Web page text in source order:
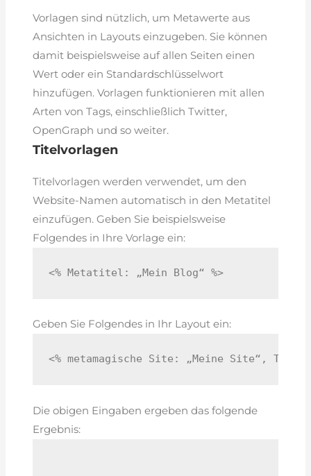
Vorlagen sind nützlich, um Metawerte aus
Ansichten in Layouts einzugeben. Sie können
damit beispielsweise auf allen Seiten einen
Wert oder ein Standardschlüsselwort
hinzufügen. Vorlagen funktionieren mit allen
Arten von Tags, einschließlich Twitter,
OpenGraph und so weiter.
Titelvorlagen
Titelvorlagen werden verwendet, um den
Website-Namen automatisch in den Metatitel
einzufügen. Geben Sie beispielsweise
Folgendes in Ihre Vorlage ein:
<% Metatitel: „Mein Blog“ %>
Geben Sie Folgendes in Ihr Layout ein:
<% metamagische Site: „Meine Site“,
Die obigen Eingaben ergeben das folgende
Ergebnis: